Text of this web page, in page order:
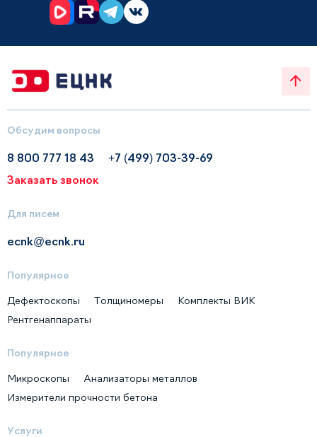
Обсудим вопросы
8 800 777 18 43
+7 (499) 703-39-69
Заказать звонок
Для писем
ecnk@ecnk.ru
Популярное
Дефектоскопы Толщиномеры
Комплекты ВИК
Рентгенаппараты
Популярное
Микроскопы
Анализаторы металлов
Измерители прочности бетона
Услуги